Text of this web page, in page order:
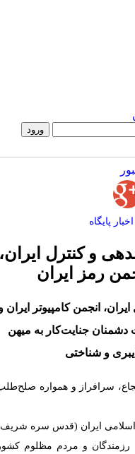
اخبار پایگاه
و کنترل ایران،
رمز ایران
انجمن کامپیوتر ایران و
جنایت‌کار به میهن
و شناختی
سرافراز و همواره صلح‌طلب
ایران (قدس سره شریف)
رزمندگان و مردم مظلوم کشور